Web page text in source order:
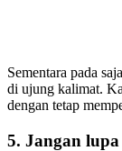
Sementara pada
di ujung kalimat.
dengan tetap
5. Jangan